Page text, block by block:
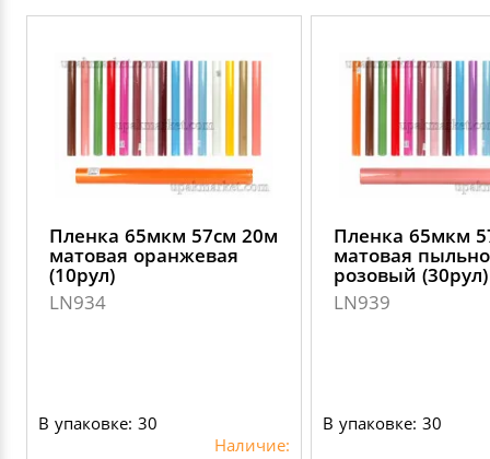
Пленка 65мкм 57см 20м
матовая оранжевая
(10рул)
LN934
В упаковке: 30
Наличие:
Пленка 65мкм
матовая пыльно
розовый (30рул)
LN939
В упаковке: 30